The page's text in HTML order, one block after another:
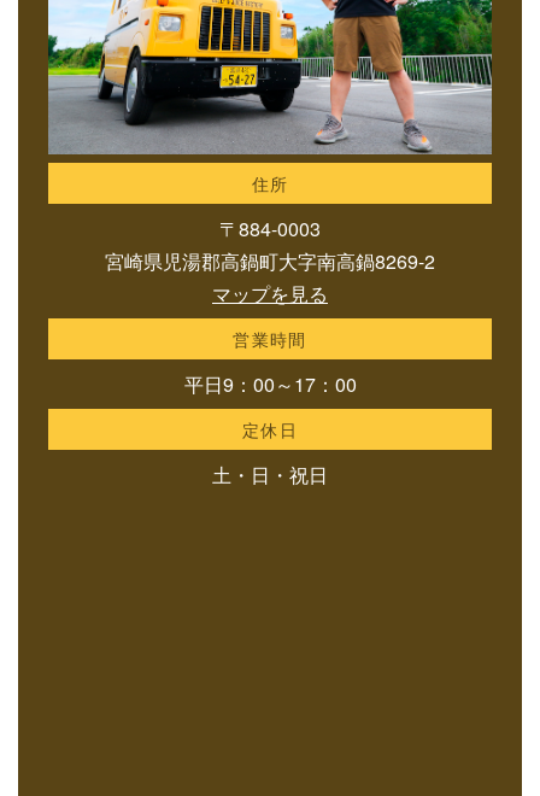
住所
〒884-0003
宮崎県児湯郡高鍋町大字南高鍋8269-2
マップを見る
営業時間
平日9：00～17：00
定休日
土・日・祝日